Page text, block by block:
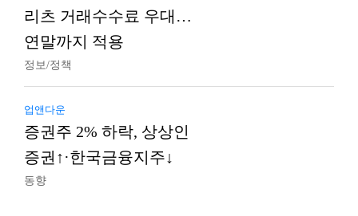
리츠 거래수수료 우대…
연말까지 적용
정보/정책
업앤다운
증권주 2% 하락, 상상인
증권↑·한국금융지주↓
동향